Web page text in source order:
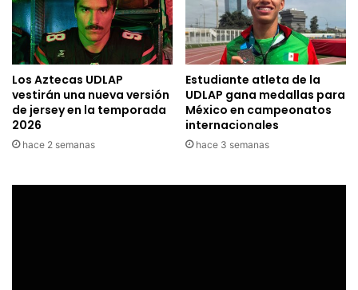
Los Aztecas UDLAP
vestirán una nueva versión
de jersey en la temporada
2026
hace 2 semanas
Estudiante atleta de la
UDLAP gana medallas para
México en campeonatos
internacionales
hace 3 semanas